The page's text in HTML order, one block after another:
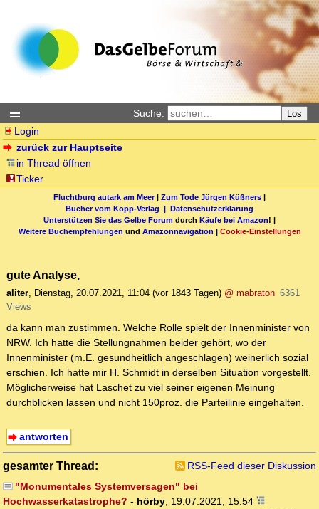
Suche: Los
Login
zurück zur Hauptseite
in Thread öffnen
Ticker
Fluchtburg autark am Meer| Zum Tode Jürgen Küßners |
Bücher vom Kopp-Verlag | Datenschutzerklärung
Unterstützen Sie das Gelbe Forum durch Käufe bei Amazon! |
Weitere Buchempfehlungen und Amazonnavigation | Cookie-Einstellungen
gute Analyse,
aliter, Dienstag, 20.07.2021, 11:04 (vor 1843 Tagen) @ mabraton 6361
Views
da kann man zustimmen. Welche Rolle spielt der Innenminister von
NRW. Ich hatte die Stellungnahmen beider gehört, wo der
Innenminister (m.E. gesundheitlich angeschlagen) weinerlich sozial
erschien. Ich hatte mir H. Schmidt in derselben Situation vorgestellt.
Möglicherweise hat Laschet zu viel seiner eigenen Meinung
durchblicken lassen und nicht 150proz. die Parteilinie eingehalten.
antworten
gesamter Thread:
RSS-Feed dieser Diskussion
"Monumentales Systemversagen" bei
Hochwasserkatastrophe? - hörby, 19.07.2021, 15:54